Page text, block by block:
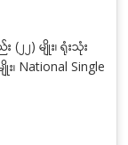
၂၂) မျိုး၊ ရုံးသုံး
း၊ National Single